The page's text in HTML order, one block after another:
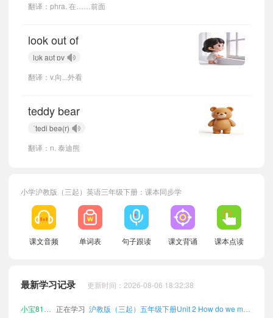
翻译：phra. 在……前面
look out of
lʊk aʊt ɒv
翻译：v.向...外看
teddy bear
ˈtedi beə(r)
翻译：n. 泰迪熊
小学沪教版（三起）英语三年级下册：课本同步学
课文音频 单词表 句子跟读 课文背诵 课本点读
最新学习记录 更新时间：2026-08-06 18:32:38
小宝150588
正在学习
小宝819669 正在学习 沪教版（三起）五年级下册Unit 2 How do we make friends?单词